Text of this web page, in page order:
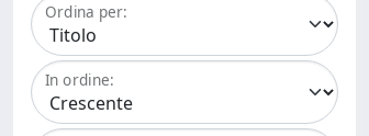
Ordina per:
In ordine: